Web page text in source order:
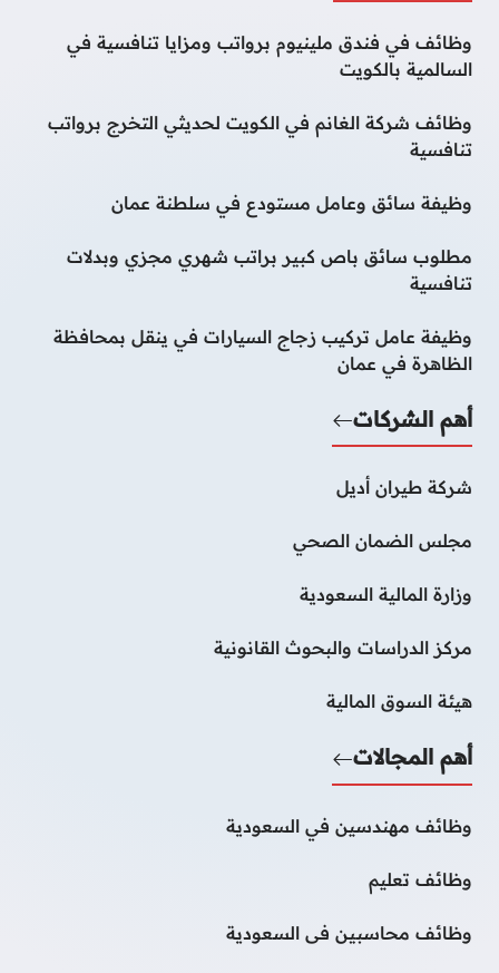
وظائف في فندق ملينيوم برواتب ومزايا تنافسية في
السالمية بالكويت
وظائف شركة الغانم في الكويت لحديثي التخرج برواتب
تنافسية
وظيفة سائق وعامل مستودع في سلطنة عمان
مطلوب سائق باص كبير براتب شهري مجزي وبدلات
تنافسية
وظيفة عامل تركيب زجاج السيارات في ينقل بمحافظة
الظاهرة في عمان
أهم الشركات
شركة طيران أديل
مجلس الضمان الصحي
وزارة المالية السعودية
مركز الدراسات والبحوث القانونية
هيئة السوق المالية
أهم المجالات
وظائف مهندسين في السعودية
وظائف تعليم
وظائف محاسبين فى السعودية